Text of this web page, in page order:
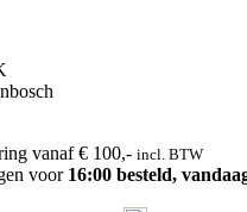
vanaf € 100,- incl. BTW
voor 16:00 besteld,